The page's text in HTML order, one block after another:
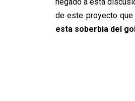
de este proyecto
esta soberbia del